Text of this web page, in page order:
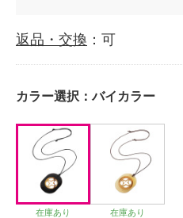
返品・交換 ：可
カラー選択：バイカラー
在庫あり 在庫あり